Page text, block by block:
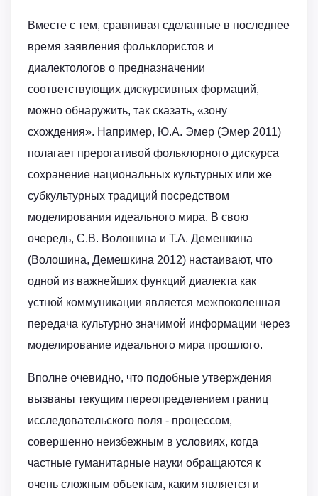
Вместе с тем, сравнивая сделанные в последнее
время заявления фольклористов и
диалектологов о предназначении
соответствующих дискурсивных формаций,
можно обнаружить, так сказать, «зону
схождения». Например, Ю.А. Эмер (Эмер 2011)
полагает прерогативой фольклорного дискурса
сохранение национальных культурных или же
субкультурных традиций посредством
моделирования идеального мира. В свою
очередь, С.В. Волошина и Т.А. Демешкина
(Волошина, Демешкина 2012) настаивают, что
одной из важнейших функций диалекта как
устной коммуникации является межпоколенная
передача культурно значимой информации через
моделирование идеального мира прошлого.
Вполне очевидно, что подобные утверждения
вызваны текущим переопределением границ
исследовательского поля - процессом,
совершенно неизбежным в условиях, когда
частные гуманитарные науки обращаются к
очень сложным объектам, каким является и